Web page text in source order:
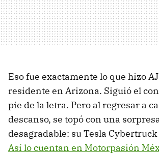
Eso fue exactamente lo que hizo
residente en Arizona. Siguió el
pie de la letra. Pero al regresar a
descanso, se topó con una
desagradable: su Tesla
Así lo cuentan en Motorpasión